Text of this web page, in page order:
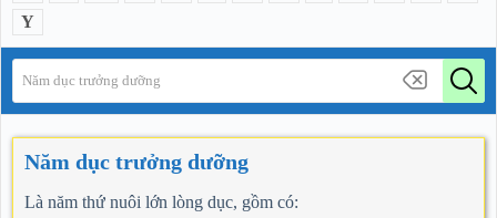
Y
Năm dục trưởng dưỡng
là năm thứ nuôi lớn lòng dục, gồm có: